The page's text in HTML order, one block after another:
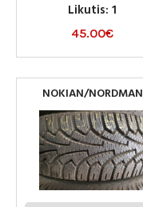
Likutis: 1
45.00€
NOKIAN/NORDMAN
195/65R15